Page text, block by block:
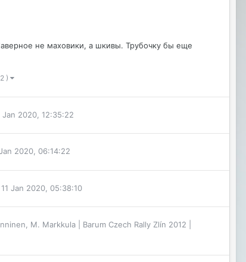
не маховики, а шкивы. Трубочку бы еще
)
Jan 2020, 12:35:22
2020, 06:14:22
11 Jan 2020, 05:38:10
M. Markkula | Barum Czech Rally Zlín 2012 |